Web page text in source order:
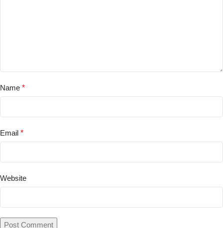
Name *
Email *
Website